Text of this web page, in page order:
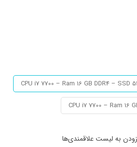
CPU i7 7700 – Ram 16 GB DDR4 – SSD
CPU i7 7700 – Ram 16